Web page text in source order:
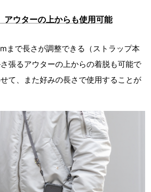
アウターの上からも使用可能
まで長さが調整できる（ストラップ本
張るアウターの上からの着脱も可能で
て、また好みの長さで使用することが